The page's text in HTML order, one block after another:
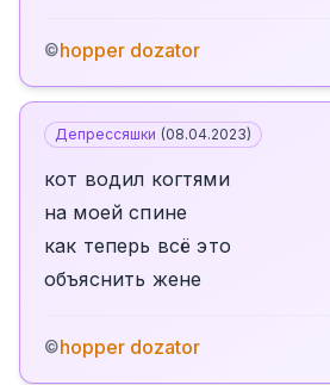
©hopper dozator
Депрессяшки (08.04.2023)
кот водил когтями
на моей спине
как теперь всё это
объяснить жене
©hopper dozator